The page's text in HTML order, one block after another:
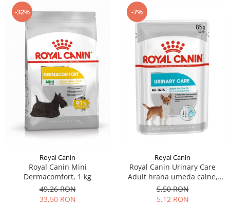
-32%
Royal Canin
Royal Canin Mini
Dermacomfort, 1 kg
49,26 RON
33,50 RON
-7%
Royal Canin
Royal Canin Urinary Care
Adult hrana umeda caine,
sanatatea tractului urinar
(loaf), 85 g
5,50 RON
5,12 RON